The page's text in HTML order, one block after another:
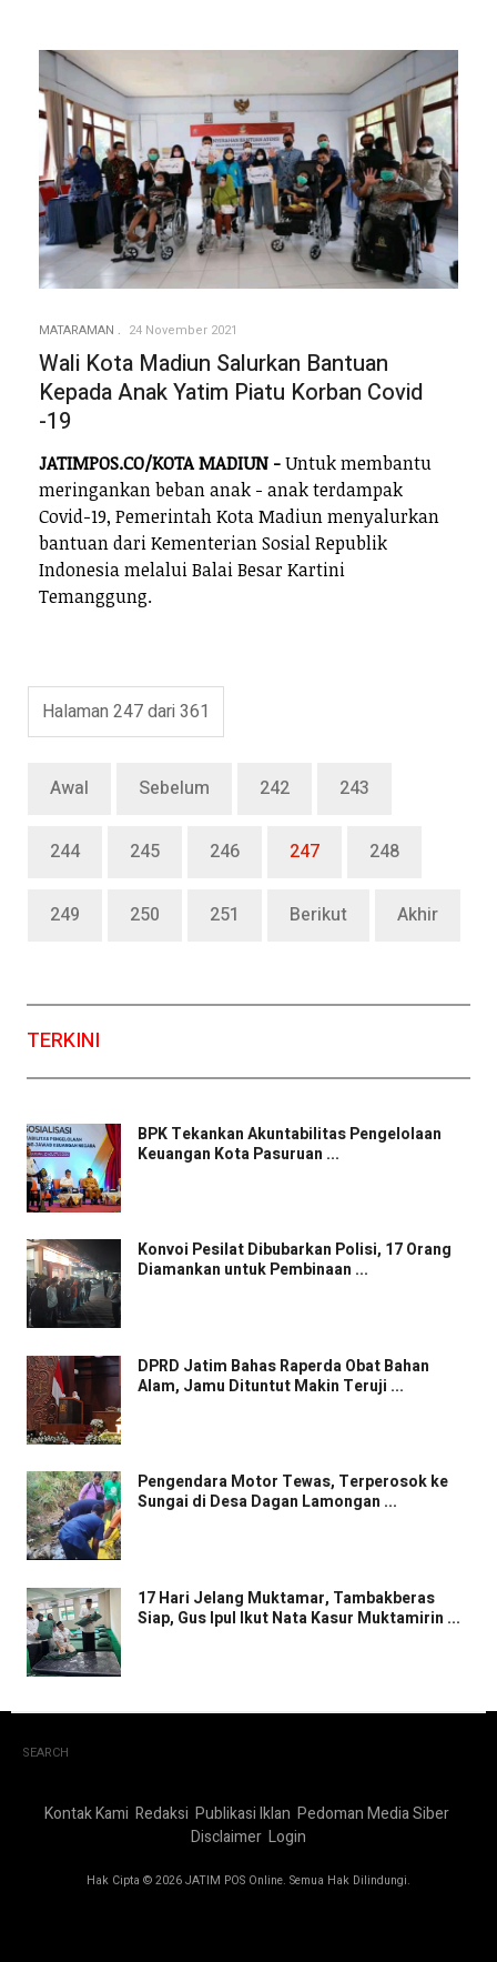
MATARAMAN 24 November 2021
Wali Kota Madiun Salurkan Bantuan
Kepada Anak Yatim Piatu Korban Covid
-19
JATIMPOS.CO/KOTA MADIUN -Untuk membantu
meringankan beban anak - anak terdampak
Covid-19, Pemerintah Kota Madiun menyalurkan
bantuan dari Kementerian Sosial Republik
Indonesia melalui Balai Besar Kartini
Temanggung.
Halaman 247 dari 361
Awal Sebelum 242 243
244 245 246 247 248
249 250 251 Berikut Akhir
TERKINI
BPK Tekankan Akuntabilitas Pengelolaan
Keuangan Kota Pasuruan ...
Konvoi Pesilat Dibubarkan Polisi, 17 Orang
Diamankan untuk Pembinaan ...
DPRD Jatim Bahas Raperda Obat Bahan
Alam, Jamu Dituntut Makin Teruji ...
Pengendara Motor Tewas, Terperosok ke
Sungai di Desa Dagan Lamongan ...
17 Hari Jelang Muktamar, Tambakberas
Siap, Gus Ipul Ikut Nata Kasur Muktamirin ...
SEARCH
Kontak Kami Redaksi Publikasi Iklan Pedoman Media Siber
Disclaimer Login
Hak Cipta © 2026 JATIM POS Online. Semua Hak Dilindungi.